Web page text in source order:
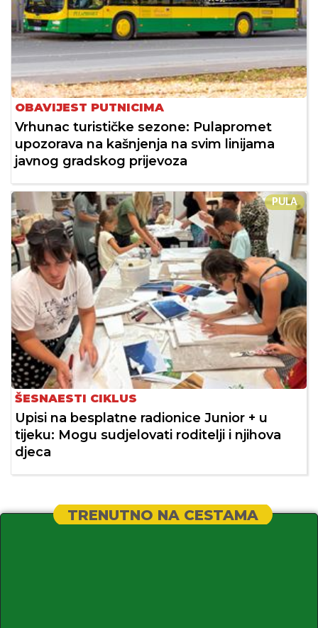
OBAVIJEST PUTNICIMA
Vrhunac turističke sezone: Pulapromet
upozorava na kašnjenja na svim linijama
javnog gradskog prijevoza
PULA
ŠESNAESTI CIKLUS
Upisi na besplatne radionice Junior + u
tijeku: Mogu sudjelovati roditelji i njihova
djeca
TRENUTNO NA CESTAMA